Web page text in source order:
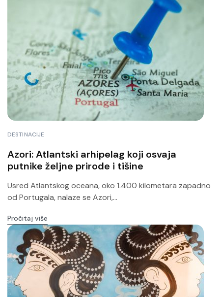
DESTINACIJE
Azori: Atlantski arhipelag koji osvaja
putnike željne prirode i tišine
Usred Atlantskog oceana, oko 1.400 kilometara zapadno
od Portugala, nalaze se Azori,...
Pročitaj više